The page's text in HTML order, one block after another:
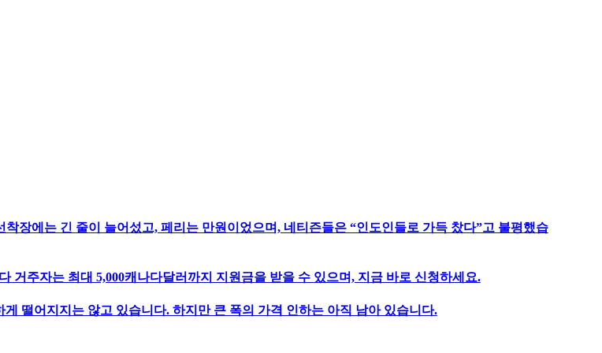
장에는 긴 줄이 늘어섰고, 페리는 만원이었으며, 네티즌들은 “인도인들로 가득 찼다”고 불평했습
주자는 최대 5,000캐나다달러까지 지원금을 받을 수 있으며, 지금 바로 신청하세요.
떨어지지는 않고 있습니다. 하지만 큰 폭의 가격 인하는 아직 남아 있습니다.